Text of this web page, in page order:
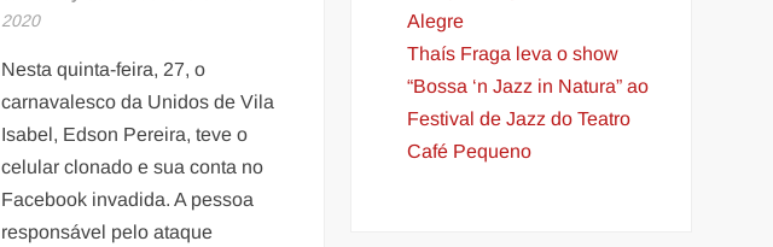
2020
Nesta quinta-feira, 27, o
carnavalesco da Unidos de Vila
Isabel, Edson Pereira, teve o
celular clonado e sua conta no
Facebook invadida. A pessoa
responsável pelo ataque
Alegre
Thaís Fraga leva o show
“Bossa ‘n Jazz in Natura” ao
Festival de Jazz do Teatro
Café Pequeno